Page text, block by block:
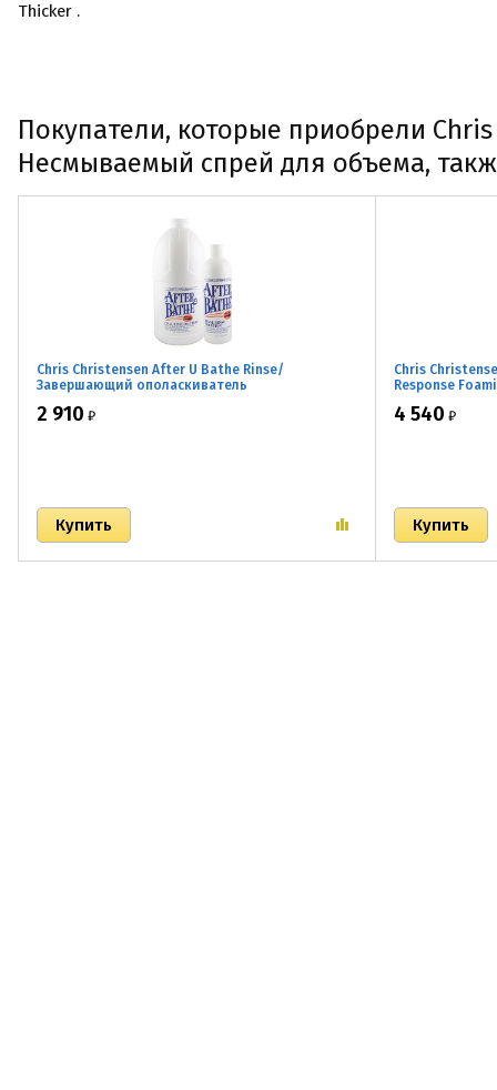
Thicker .
Покупатели, которые приобрели
Несмываемый спрей для объема,
Chris Christensen After U Bathe Rinse/
Завершающий ополаскиватель
2 910 ₽
Chris
Response
4 540 ₽